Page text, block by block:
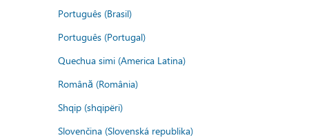
Português (Brasil)
Português (Portugal)
Quechua simi (America Latina)
Română (România)
Shqip (shqipëri)
Slovenčina (Slovenská republika)